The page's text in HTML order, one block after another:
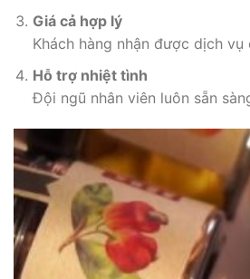
Giá cả hợp lý
Khách hàng nhận được dịch
Hỗ trợ nhiệt tình
Đội ngũ nhân viên luôn sẵn